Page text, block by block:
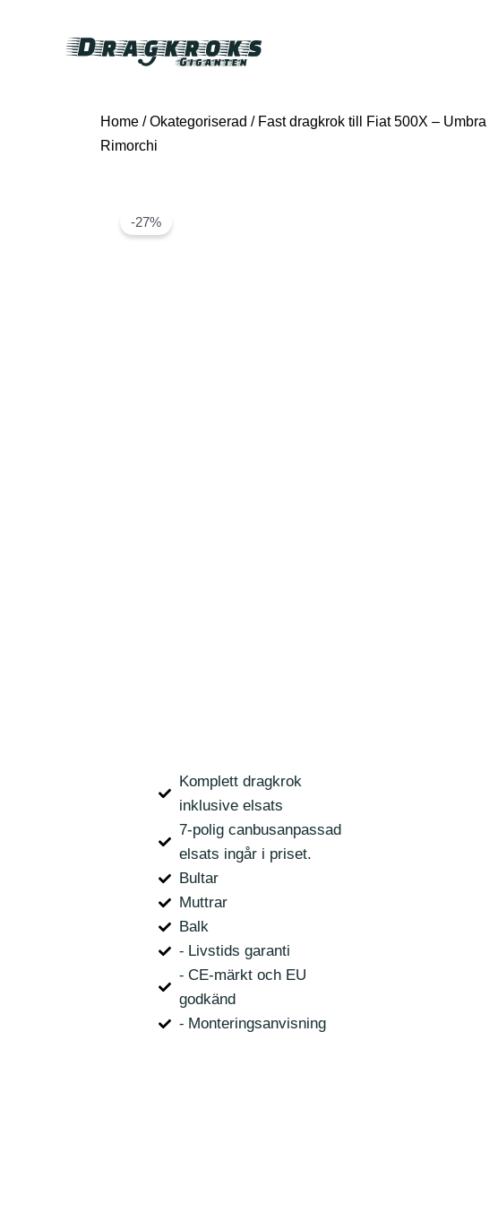
Home /Okategoriserad / Fast dragkrok till Fiat 500X – Umbra
Rimorchi
-27%
Komplett dragkrok
inklusive elsats
7-polig canbusanpassad
elsats ingår i priset.
Bultar
Muttrar
Balk
⁃ Livstids garanti
⁃ CE-märkt och EU
godkänd
⁃ Monteringsanvisning